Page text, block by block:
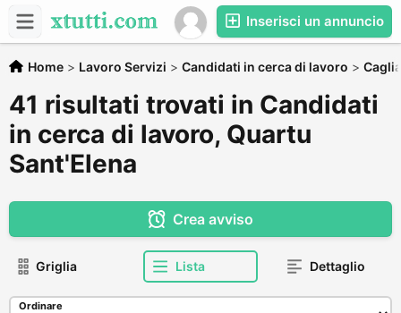
Inserisci un annuncio
Home > Lavoro Servizi > Candidati in cerca di lavoro >
41 risultati trovati in Candidati
in cerca di lavoro, Quartu
Sant'Elena
Crea avviso
Griglia Lista Dettaglio
Ordinare